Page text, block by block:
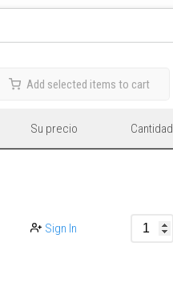
Add selected items to cart
Su precio Cantidad
Sign In